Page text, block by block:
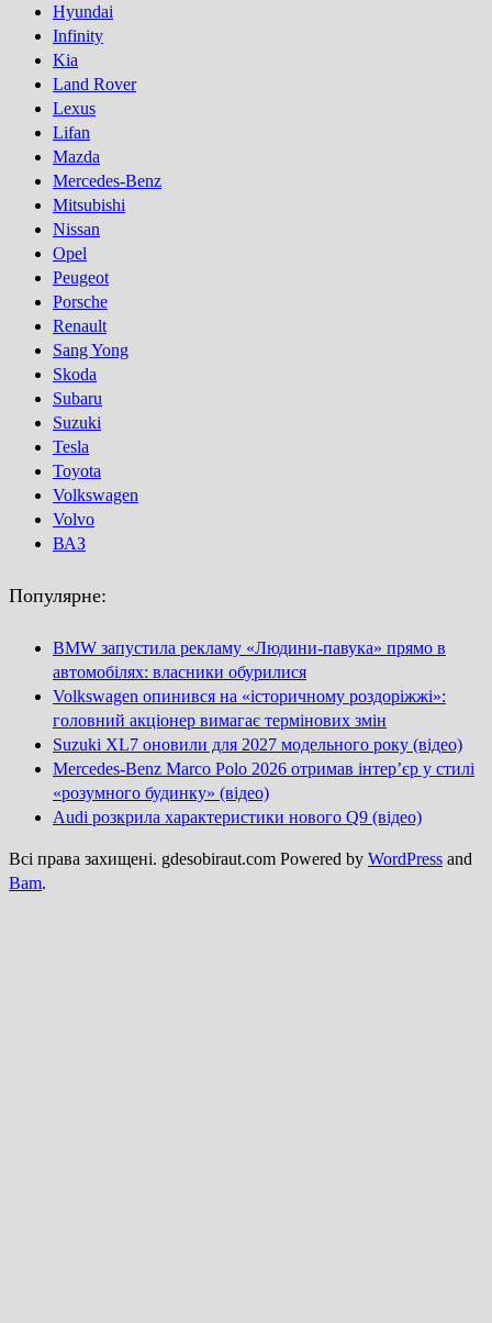
Hyundai
Infinity
Kia
Land Rover
Lexus
Lifan
Mazda
Mercedes-Benz
Mitsubishi
Nissan
Opel
Peugeot
Porsсhe
Renault
Sang Yong
Skoda
Subaru
Suzuki
Tesla
Toyota
Volkswagen
Volvo
ВАЗ
Популярне:
BMW запустила рекламу «Людини-павука» прямо в
автомобілях: власники обурилися
Volkswagen опинився на «історичному роздоріжжі»:
головний акціонер вимагає термінових змін
Suzuki XL7 оновили для 2027 модельного року (відео)
Mercedes-Benz Marco Polo 2026 отримав інтер’єр у стилі
«розумного будинку» (відео)
Audi розкрила характеристики нового Q9 (відео)
Всі права захищені. gdesobiraut.com Powered by WordPress and
Bam.